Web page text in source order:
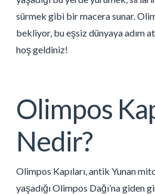
sürmek gibi bir macera sunar.
bekliyor, bu eşsiz dünyaya adım
hoş geldiniz!
Olimpos
Nedir?
Olimpos Kapıları, antik Yunan
yaşadığı Olimpos Dağı’na giden